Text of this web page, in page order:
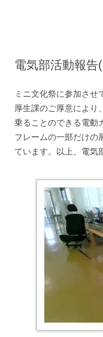
キ
ッ
電気部活動報告
ミニ文化祭に参加させ
厚生課のご厚意により
乗ることのできる電動
フレームの一部だけの
ています。以上、電気